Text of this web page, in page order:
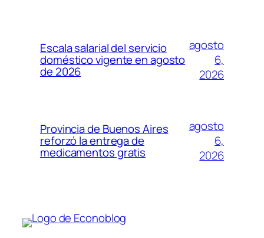
Escala salarial del servicio
doméstico vigente en agosto
de 2026
agosto
6,
2026
Provincia de Buenos Aires
reforzó la entrega de
medicamentos gratis
agosto
6,
2026